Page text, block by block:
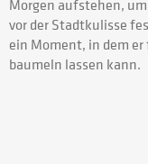
Morgen aufstehen,
vor der Stadtkulisse
ein Moment, in dem er
baumeln lassen kann.